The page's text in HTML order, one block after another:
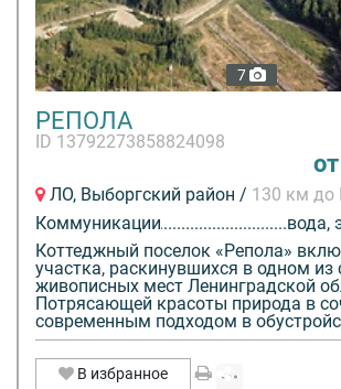
7
РЕПОЛА
ID 13792273858824098
ЛО, Выборгский район / 130 км
Коммуникации
вода,
Коттеджный поселок «Репола»
участка, раскинувшихся в одном
живописных мест Ленинградской
Потрясающей красоты природа в
современным подходом в
В избранное